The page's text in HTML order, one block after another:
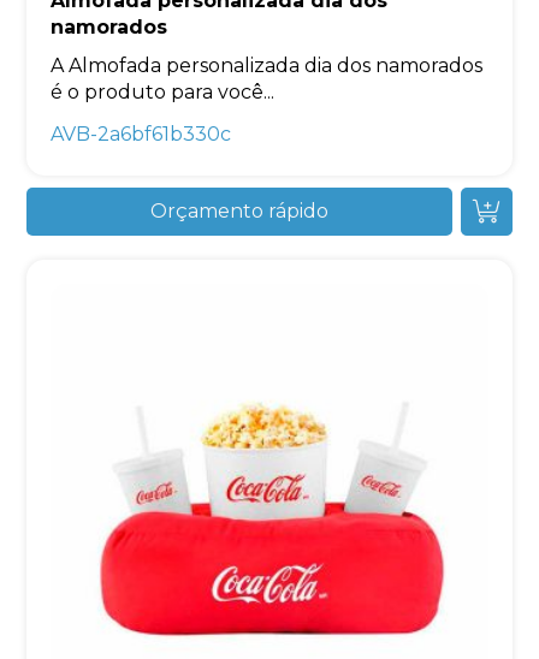
namorados
A Almofada personalizada dia dos namorados
é o produto para você...
AVB-2a6bf61b330c
Orçamento rápido